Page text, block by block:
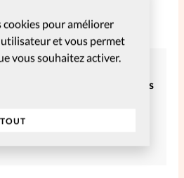
cookies pour améliorer
et vous permet
vous souhaitez activer.
tiré du numéro SpirituElles